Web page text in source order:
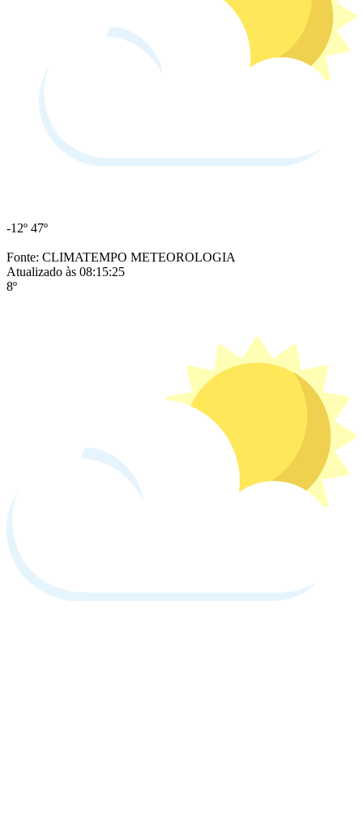
-12º 47º
Fonte: CLIMATEMPO METEOROLOGIA
Atualizado às 08:15:25
8º